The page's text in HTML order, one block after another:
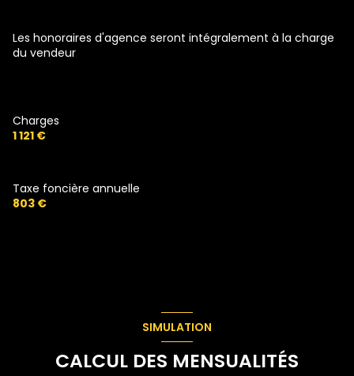
Les honoraires d'agence seront intégralement à la charge
du vendeur
Charges
1 121 €
Taxe foncière annuelle
803 €
SIMULATION
CALCUL DES MENSUALITÉS